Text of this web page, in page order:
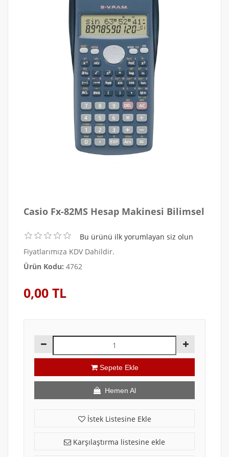
Casio Fx-82MS Hesap Makinesi Bilimsel
Bu ürünü ilk yorumlayan siz olun
Fiyatlarımıza KDV Dahildir.
Ürün Kodu: 4762
0,00 TL
Sepete Ekle
Hemen Al
İstek Listesine Ekle
Karşılaştırma listesine ekle